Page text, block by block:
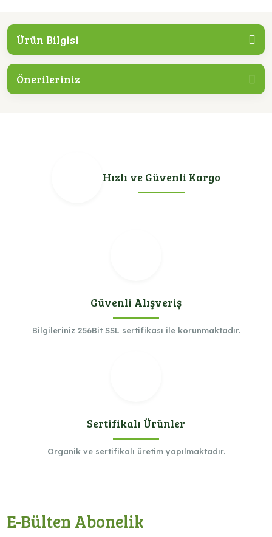
Ürün Bilgisi
Önerileriniz
Hızlı ve Güvenli Kargo
Güvenli Alışveriş
Bilgileriniz 256Bit SSL sertifikası ile korunmaktadır.
Sertifikalı Ürünler
Organik ve sertifikalı üretim yapılmaktadır.
E-Bülten Abonelik